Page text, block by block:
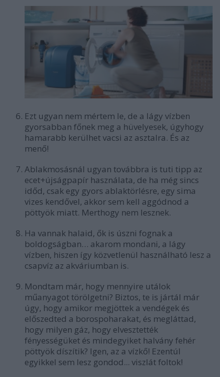
Ezt ugyan nem mértem le, de a lágy vízben
gyorsabban főnek meg a hüvelyesek, úgyhogy
hamarabb kerülhet vacsi az asztalra. És az
menő!
Ablakmosásnál ugyan továbbra is tuti tipp az
ecet+újságpapír használata, de ha még sincs
időd, csak egy gyors ablaktörlésre, egy sima
vizes kendővel, akkor sem kell aggódnod a
pöttyök miatt. Merthogy nem lesznek.
Ha vannak halaid, ők is úszni fognak a
boldogságban… akarom mondani, a lágy
vízben, hiszen így közvetlenül használható lesz a
csapvíz az akváriumban is.
Mondtam már, hogy mennyire utálok
műanyagot törölgetni? Biztos, te is jártál már
úgy, hogy amikor megjöttek a vendégek és
előszedted a borospoharakat, és megláttad,
hogy milyen gáz, hogy elvesztették
fényességüket és mindegyiket halvány fehér
pöttyök díszítik? Igen, az a vízkő! Ezentúl
egyikkel sem lesz gondod... viszlát foltok!